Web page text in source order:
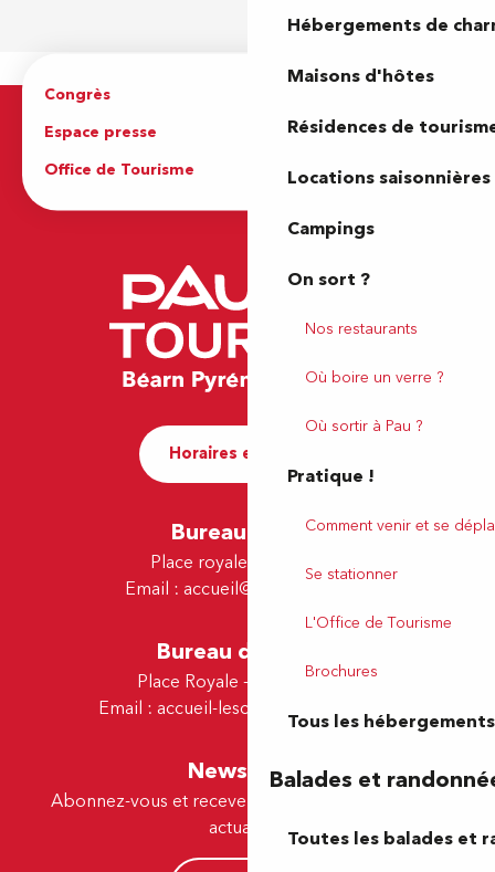
Hébergements de
Maisons d'hôtes
Résidences de
Locations saisonnières
Campings
On sort ?
Nos restaurants
Où boire un verre ?
Où sortir à Pau ?
Pratique !
Comment venir et se
Se stationner
L'Office de Tourisme
Brochures
Tous les hébergements
Balades et
Toutes les balades et
Congrès
Espace presse
Brochures
Office de Tourisme
Horaires et contact
Bureau de Pau
Place royale - 64000 Pau
Email : accueil@tourismepau.fr
Bureau de Lescar
Place Royale - 64230 Lescar
Email : accueil-lescar@tourismepau.fr
Newsletter
Abonnez-vous et recevez par e-mail nos offres et
actualités.